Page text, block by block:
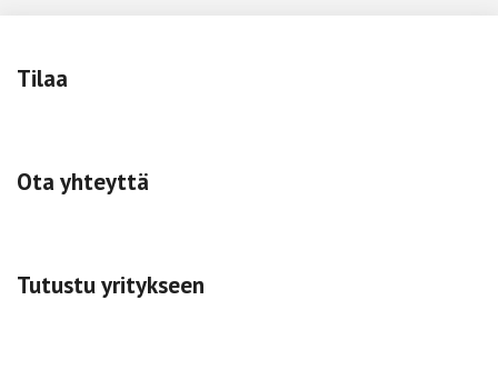
Tilaa
Ota yhteyttä
Tutustu yritykseen